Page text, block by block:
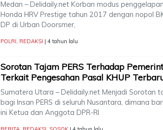
Medan – Delidaily.net Korban modus
Honda HRV Prestige tahun 2017 dengan nopol
DP di Urban Doorsmer,
POLRI, REDAKSI | 4 tahun lalu
Sorotan Tajam PERS Terhadap
Terkait Pengesahan Pasal KHUP
Sumatera Utara – Delidaily.net Menjadi Sorotan
bagi Insan PERS di seluruh Nusantara, dimana
ini Ketua dan Anggota DPR-RI